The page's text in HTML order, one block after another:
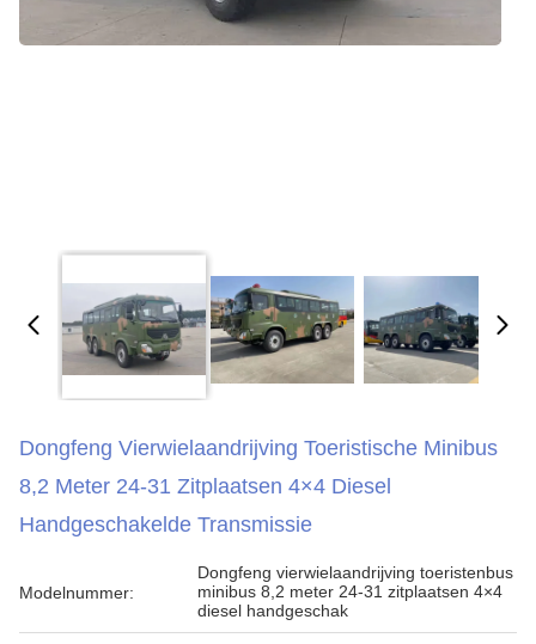
Dongfeng Vierwielaandrijving Toeristische Minibus
8,2 Meter 24-31 Zitplaatsen 4×4 Diesel
Handgeschakelde Transmissie
Modelnummer:
Dongfeng vierwielaandrijving toeristenbus
minibus 8,2 meter 24-31 zitplaatsen 4×4
diesel handgeschak